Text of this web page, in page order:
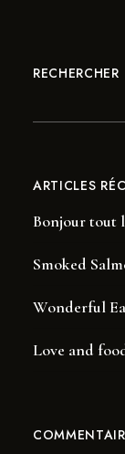
RECHERCHER
ARTICLES
Bonjour tout
Smoked
Wonderful
Love and